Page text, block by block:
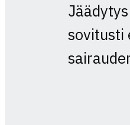
sovitusti